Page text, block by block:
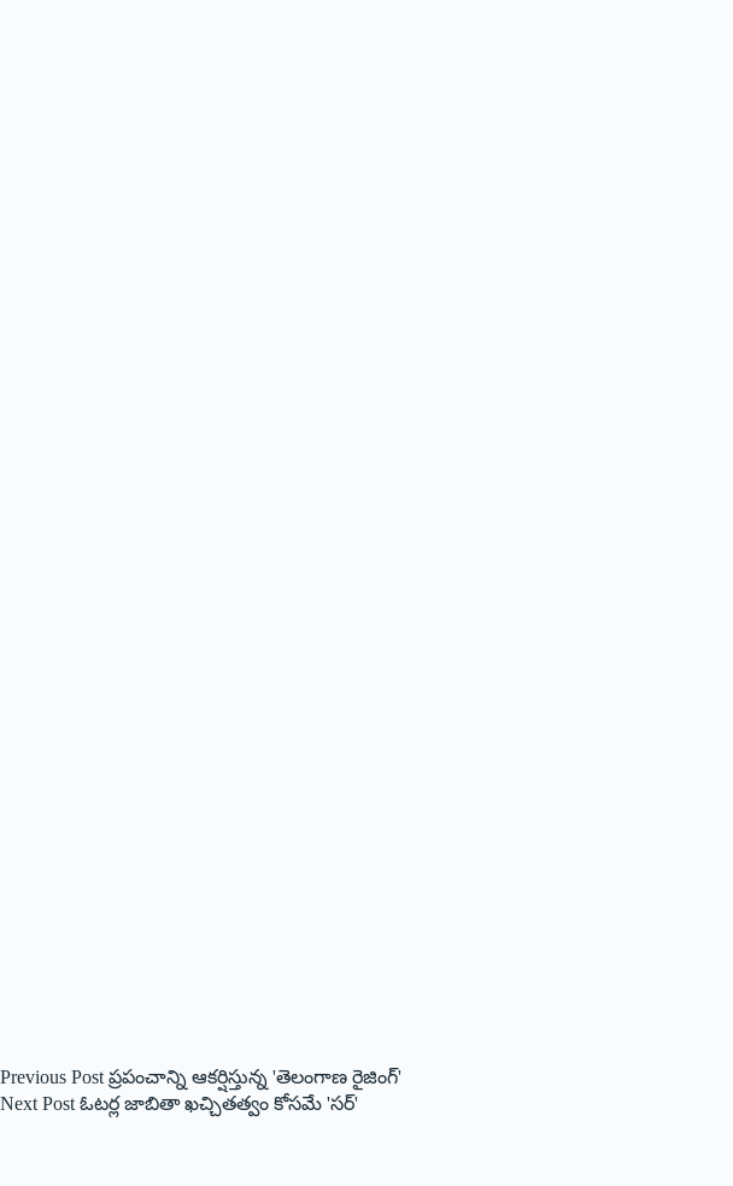
Previous Post ప్రపంచాన్ని ఆకర్షిస్తున్న 'తెలంగాణ రైజింగ్‌'
Next Post ఓట‌ర్ల జాబితా ఖ‌చ్చిత‌త్వం కోస‌మే 'స‌ర్‌'